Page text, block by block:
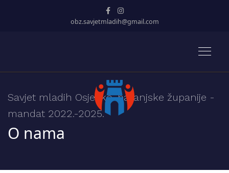
obz.savjetmladih@gmail.com
Savjet mladih Osječko-baranjske županije -
mandat 2022.-2025.
O nama